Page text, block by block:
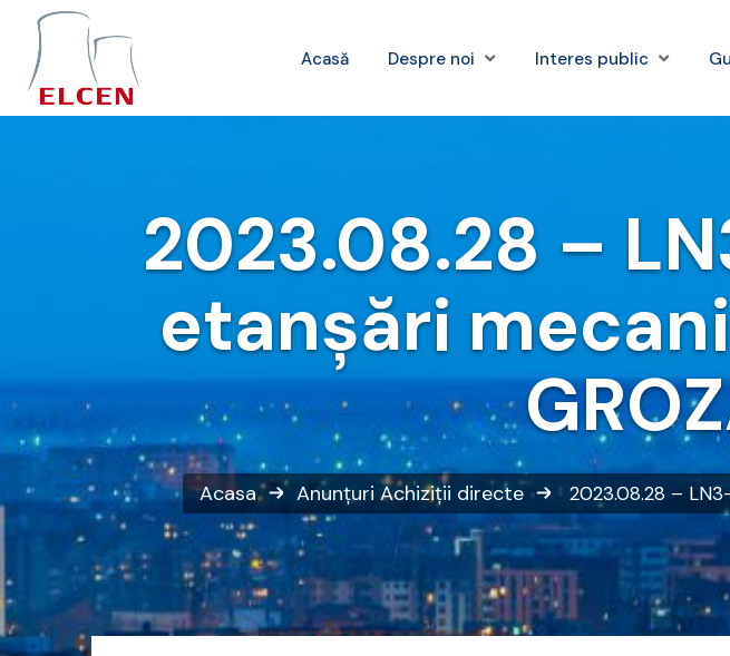
Acasă Despre noi Interes public
2023.08.28 –
etanșări
Acasa Anunțuri Achiziții directe 2023.08.28 –